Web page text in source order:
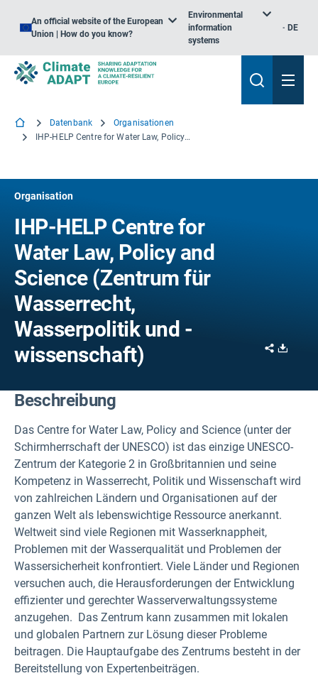
An official website of the European
Union | How do you know?
Environmental
information
systems
DE
Datenbank
Organisationen
IHP-HELP Centre for Water Law, Policy and Science (Zentrum für Wasserrecht, Wasserpolitik und -wissenschaft)
Organisation
IHP-HELP Centre for
Water Law, Policy and
Science (Zentrum für
Wasserrecht,
Wasserpolitik und -
wissenschaft)
Share
Beschreibung
Das Centre for Water Law, Policy and Science (unter der
Schirmherrschaft der UNESCO) ist das einzige UNESCO-
Zentrum der Kategorie 2 in Großbritannien und seine
Kompetenz in Wasserrecht, Politik und Wissenschaft wird
von zahlreichen Ländern und Organisationen auf der
ganzen Welt als lebenswichtige Ressource anerkannt.
Weltweit sind viele Regionen mit Wasserknappheit,
Problemen mit der Wasserqualität und Problemen der
Wassersicherheit konfrontiert. Viele Länder und Regionen
versuchen auch, die Herausforderungen der Entwicklung
effizienter und gerechter Wasserverwaltungssysteme
anzugehen. Das Zentrum kann zusammen mit lokalen
und globalen Partnern zur Lösung dieser Probleme
beitragen. Die Hauptaufgabe des Zentrums besteht in der
Bereitstellung von Expertenbeiträgen.